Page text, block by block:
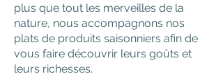
plus que tout les merveilles de la
nature, nous accompagnons nos
plats de produits saisonniers afin de
vous faire découvrir leurs goûts et
leurs richesses.